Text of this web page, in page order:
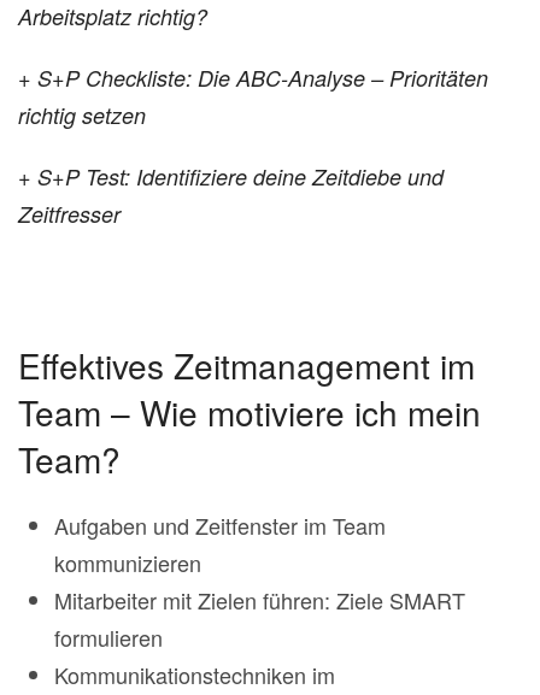
Arbeitsplatz richtig?
+ S+P Checkliste: Die ABC-Analyse – Prioritäten
richtig setzen
+ S+P Test: Identifiziere deine Zeitdiebe und
Zeitfresser
Effektives Zeitmanagement im
Team – Wie motiviere ich mein
Team?
Aufgaben und Zeitfenster im Team
kommunizieren
Mitarbeiter mit Zielen führen: Ziele SMART
formulieren
Kommunikationstechniken im